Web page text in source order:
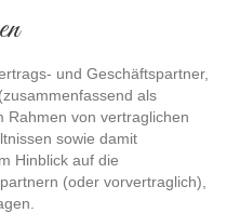
und Geschäftspartner,
als
Rahmen von vertraglichen
sowie damit
Hinblick auf die
(oder vorvertraglich),